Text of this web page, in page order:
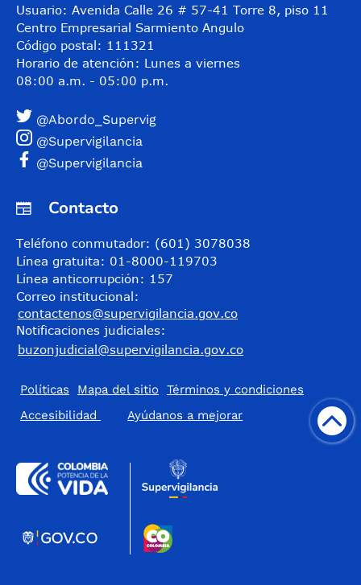
Usuario: Avenida Calle 26 # 57-41 Torre 8, piso 11
Centro Empresarial Sarmiento Angulo
Código postal: 111321
Horario de atención: Lunes a viernes
08:00 a.m. - 05:00 p.m.
@Abordo_Supervig
@Supervigilancia
@Supervigilancia
Contacto
Teléfono conmutador: (601) 3078038
Línea gratuita: 01-8000-119703
Línea anticorrupción: 157
Correo institucional:
contactenos@supervigilancia.gov.co
Notificaciones judiciales:
buzonjudicial@supervigilancia.gov.co
Políticas Mapa del sitio
Términos y condiciones
Accesibilidad
​Ayúdanos a mejorar